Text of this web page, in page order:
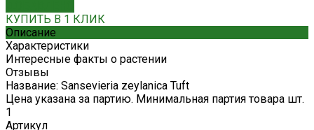
КУПИТЬ В 1 КЛИК
Описание
Характеристики
Интересные факты о растении
Отзывы
Название: Sansevieria zeylanica Tuft
Цена указана за партию. Минимальная партия товара шт.
1
Артикул